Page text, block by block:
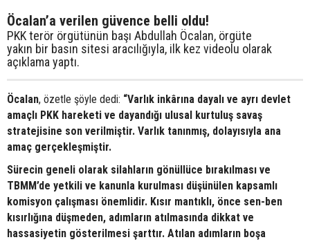
Öcalan’a verilen güvence belli oldu!
PKK terör örgütünün başı Abdullah Öcalan, örgüte
yakın bir basın sitesi aracılığıyla, ilk kez videolu olarak
açıklama yaptı.
Öcalan, özetle şöyle dedi: “Varlık inkârına dayalı ve ayrı devlet
amaçlı PKK hareketi ve dayandığı ulusal kurtuluş savaş
stratejisine son verilmiştir. Varlık tanınmış, dolayısıyla ana
amaç gerçekleşmiştir.
Sürecin geneli olarak silahların gönüllüce bırakılması ve
TBMM’de yetkili ve kanunla kurulması düşünülen kapsamlı
komisyon çalışması önemlidir. Kısır mantıklı, önce sen-ben
kısırlığına düşmeden, adımların atılmasında dikkat ve
hassasiyetin gösterilmesi şarttır. Atılan adımların boşa